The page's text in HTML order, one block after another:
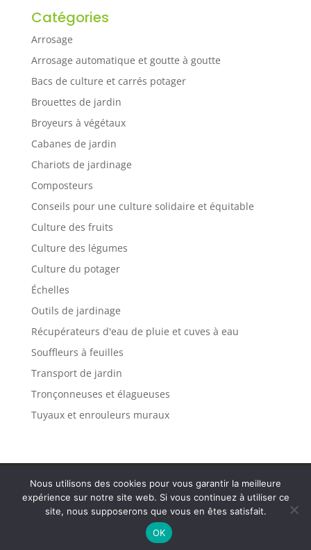
Catégories
Arrosage
Arrosage automatique et goutte à goutte
Bacs de culture et carrés potager
Brouettes de jardin
Broyeurs à végétaux
Cabanes de jardin
Chariots de jardinage
Composteurs
Conseils pour une culture solidaire et équitable
Culture des fruits
Culture des légumes
Culture du potager
Échelles
Outils de jardinage
Récupérateurs d'eau de pluie et cuves à eau
Souffleurs à feuilles
Transport de jardin
Tronçonneuses et élagueuses
Tuyaux et enrouleurs muraux
Politique de confidentialité
Mentions légales
Plan de site
Contact
Tous droits réservés Var Solidaire 2025
Nous utilisons des cookies pour vous garantir la meilleure
expérience sur notre site web. Si vous continuez à utiliser ce
site, nous supposerons que vous en êtes satisfait.
OK